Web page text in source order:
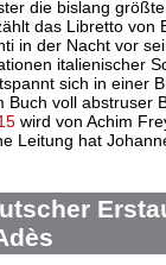
die bislang
das Libretto von
in der Nacht vor
italienischer
sich in einer
Buch voll abstruser
wird von Achim
Leitung hat